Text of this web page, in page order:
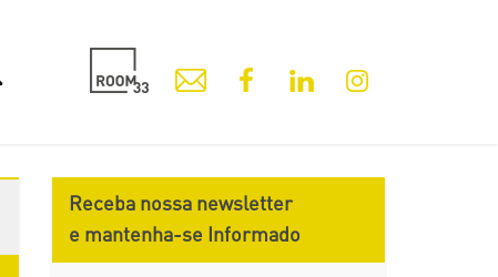
Receba nossa newsletter
e mantenha-se Informado